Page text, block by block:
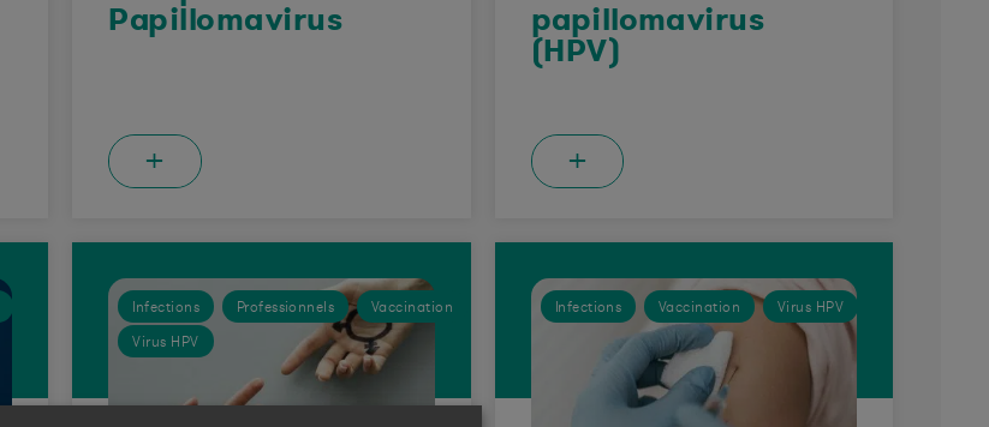
Papillomavirus
+
papillomavirus
(HPV)
+
Infections Professionnels
Vaccination
Virus HPV
Infections Vaccination Virus HPV